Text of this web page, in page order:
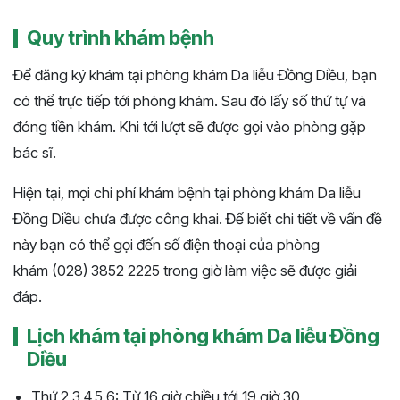
Quy trình khám bệnh
Để đăng ký khám tại phòng khám Da liễu Đồng Diều, bạn
có thể trực tiếp tới phòng khám. Sau đó lấy số thứ tự và
đóng tiền khám. Khi tới lượt sẽ được gọi vào phòng gặp
bác sĩ.
Hiện tại, mọi chi phí khám bệnh tại phòng khám Da liễu
Đồng Diều chưa được công khai. Để biết chi tiết về vấn đề
này bạn có thể gọi đến số điện thoại của phòng
khám (028) 3852 2225 trong giờ làm việc sẽ được giải
đáp.
Lịch khám tại phòng khám Da liễu Đồng
Diều